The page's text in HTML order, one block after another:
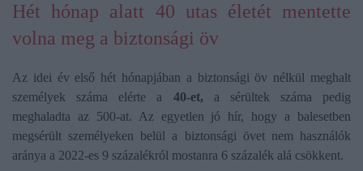
Hét hónap alatt 40 utas életét mentette
volna meg a biztonsági öv
Az idei év első hét hónapjában a biztonsági öv nélkül meghalt
személyek száma elérte a 40-et, a sérültek száma pedig
meghaladta az 500-at. Az egyetlen jó hír, hogy a balesetben
megsérült személyeken belül a biztonsági övet nem használók
aránya a 2022-es 9 százalékról mostanra 6 százalék alá csökkent.